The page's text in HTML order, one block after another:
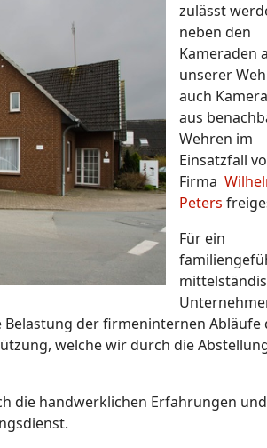
zulässt
neben den
Kameraden
unserer
auch
aus
Wehren im
Einsatzfall
Firma
Peters
Für ein
der firmeninternen Abläufe
welche wir durch die
die handwerklichen Erfahrungen und